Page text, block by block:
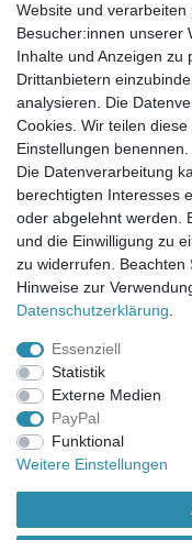
Newsletter-
FAQ / Fragen
Mein Warenkorb
Mein Merkzettel
Mein Konto
UNSER
Gottlieb-Daimler-Str.
33334 Gütersloh
Montag - Dienstag:
Donnerstag: 8.00 -
KUNDENSERVICE
Telefon: (05241) 403
E-Mail:
Alle Preise
zuzüglich
Website und
Besucher:innen unserer
Inhalte und Anzeigen zu
Drittanbietern
analysieren. Die
Cookies. Wir teilen
Einstellungen benennen.
Die Datenverarbeitung
berechtigten Interesses
oder abgelehnt werden.
und die Einwilligung zu
zu widerrufen. Beachten
Hinweise zur
Daten­schutz­erklärung
Essenziell
Statistik
Externe Medien
PayPal
Funktional
Weitere Einstellungen